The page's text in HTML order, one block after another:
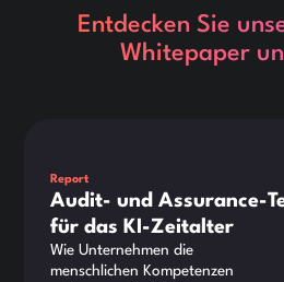
Entdecken Sie
Whitepaper
Report
Audit- und Assurance-
für das KI-Zeitalter
Wie Unternehmen die
menschlichen Kompetenzen